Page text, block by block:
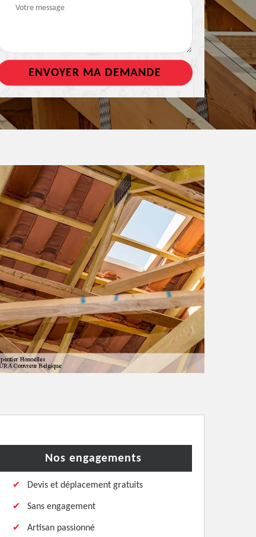
Nos engagements
Devis et déplacement gratuits
Sans engagement
Artisan passionné